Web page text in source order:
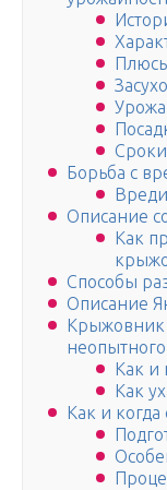
Сроки
Борьба с
Описание
Как
Способы
Описание
Крыжовник
Как и
Как
Как и